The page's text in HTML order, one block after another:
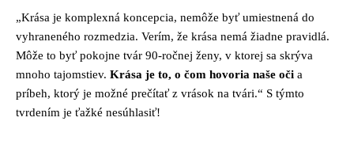
„Krása je komplexná koncepcia, nemôže byť umiestnená do
vyhraneného rozmedzia. Verím, že krása nemá žiadne pravidlá.
Môže to byť pokojne tvár 90-ročnej ženy, v ktorej sa skrýva
mnoho tajomstiev. Krása je to, o čom hovoria naše oči a
príbeh, ktorý je možné prečítať z vrások na tvári.“ S týmto
tvrdením je ťažké nesúhlasiť!